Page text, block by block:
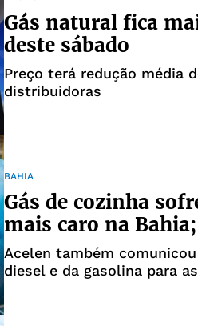
Gás natural fica
deste sábado
Preço terá redução média
distribuidoras
BAHIA
Gás de cozinha
mais caro na
Acelen também
diesel e da gasolina para